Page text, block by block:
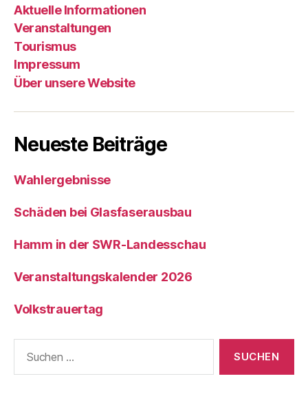
Aktuelle Informationen
Veranstaltungen
Tourismus
Impressum
Über unsere Website
Neueste Beiträge
Wahlergebnisse
Schäden bei Glasfaserausbau
Hamm in der SWR-Landesschau
Veranstaltungskalender 2026
Volkstrauertag
nach: